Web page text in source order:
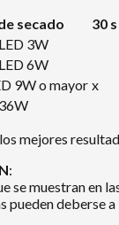
secado
30 s
3W
6W
9W o mayor x
mejores
:
se muestran en
pueden deberse